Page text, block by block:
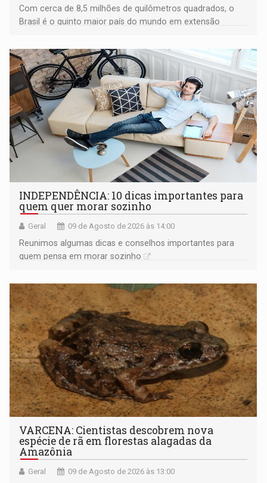
Com cerca de 8,5 milhões de quilômetros quadrados, o
Brasil é o quinto maior país do mundo em extensão
INDEPENDÊNCIA: 10 dicas importantes para
quem quer morar sozinho
Geral 09 de Agosto de 2026 às 14:00
Reunimos algumas dicas e conselhos importantes para
quem pensa em morar sozinho
VARCENA: Cientistas descobrem nova
espécie de rã em florestas alagadas da
Amazônia
Geral 09 de Agosto de 2026 às 13:00